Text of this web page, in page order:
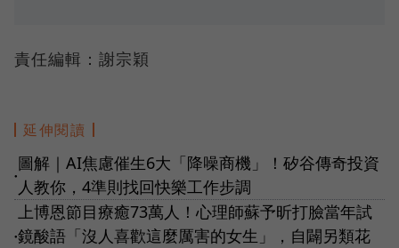
責任編輯：謝宗穎
延伸閱讀
●
圖解｜AI焦慮催生6大「降噪商機」！矽谷傳奇投資
人教你，4準則找回快樂工作步調
●
上博恩節目療癒73萬人！心理師蘇予昕打臉當年試
鏡酸語「沒人喜歡這麼厲害的女生」，自闢另類花